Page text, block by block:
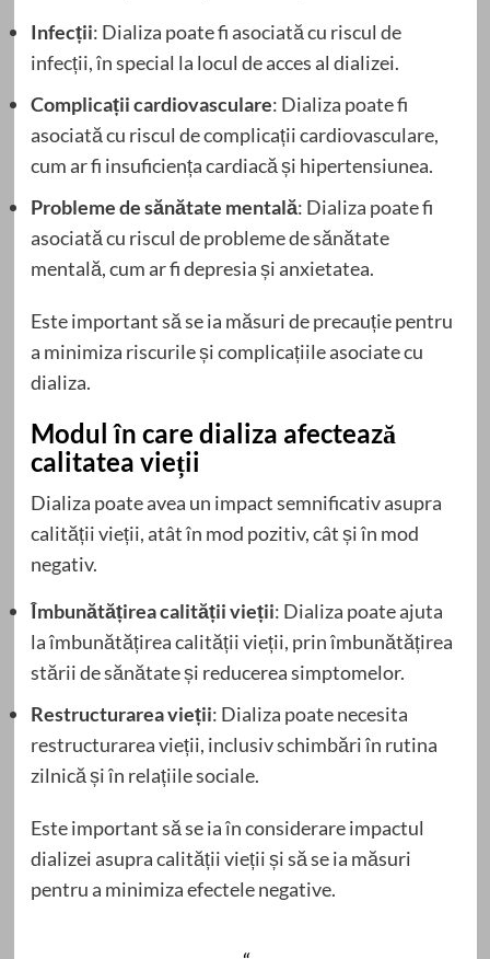
Infecții: Dializa poate fi asociată cu riscul de
infecții, în special la locul de acces al dializei.
Complicații cardiovasculare: Dializa poate fi
asociată cu riscul de complicații cardiovasculare,
cum ar fi insuficiența cardiacă și hipertensiunea.
Probleme de sănătate mentală: Dializa poate fi
asociată cu riscul de probleme de sănătate
mentală, cum ar fi depresia și anxietatea.
Este important să se ia măsuri de precauție pentru
a minimiza riscurile și complicațiile asociate cu
dializa.
Modul în care dializa afectează
calitatea vieții
Dializa poate avea un impact semnificativ asupra
calității vieții, atât în mod pozitiv, cât și în mod
negativ.
Îmbunătățirea calității vieții: Dializa poate ajuta
la îmbunătățirea calității vieții, prin îmbunătățirea
stării de sănătate și reducerea simptomelor.
Restructurarea vieții: Dializa poate necesita
restructurarea vieții, inclusiv schimbări în rutina
zilnică și în relațiile sociale.
Este important să se ia în considerare impactul
dializei asupra calității vieții și să se ia măsuri
pentru a minimiza efectele negative.